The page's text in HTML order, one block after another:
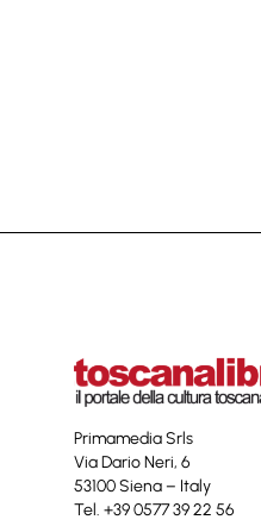
Primamedia Srls
Via Dario Neri, 6
53100 Siena – Italy
Tel. +39 0577 39 22 56